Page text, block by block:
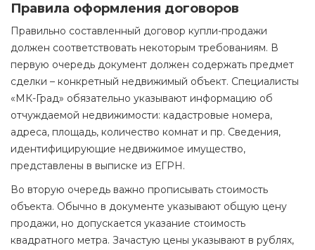
Правила оформления договоров
Правильно составленный договор купли-продажи
должен соответствовать некоторым требованиям. В
первую очередь документ должен содержать предмет
сделки – конкретный недвижимый объект. Специалисты
«МК-Град» обязательно указывают информацию об
отчуждаемой недвижимости: кадастровые номера,
адреса, площадь, количество комнат и пр. Сведения,
идентифицирующие недвижимое имущество,
представлены в выписке из ЕГРН.
Во вторую очередь важно прописывать стоимость
объекта. Обычно в документе указывают общую цену
продажи, но допускается указание стоимость
квадратного метра. Зачастую цены указывают в рублях,